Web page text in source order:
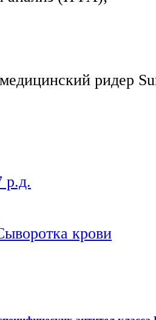
ридер
р.д.
крови